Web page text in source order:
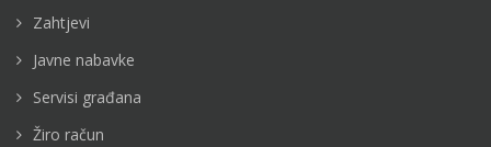
Zahtjevi
Javne nabavke
Servisi građana
Žiro račun